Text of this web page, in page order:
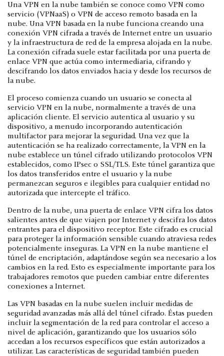
Una VPN en la nube también se conoce como VPN como
servicio (VPNaaS) o VPN de acceso remoto basada en la
nube. Una VPN basada en la nube funciona creando una
conexión VPN cifrada a través de Internet entre un usuario
y la infraestructura de red de la empresa alojada en la nube.
La conexión cifrada suele estar facilitada por una puerta de
enlace VPN que actúa como intermediaria, cifrando y
descifrando los datos enviados hacia y desde los recursos de
la nube.
El proceso comienza cuando un usuario se conecta al
servicio VPN en la nube, normalmente a través de una
aplicación cliente. El servicio autentica al usuario y su
dispositivo, a menudo incorporando autenticación
multifactor para mejorar la seguridad. Una vez que la
autenticación se ha realizado correctamente, la VPN en la
nube establece un túnel cifrado utilizando protocolos VPN
establecidos, como IPsec o SSL/TLS. Este túnel garantiza que
los datos transferidos entre el usuario y la nube
permanezcan seguros e ilegibles para cualquier entidad no
autorizada que intercepte el tráfico.
Dentro de la nube, una puerta de enlace VPN cifra los datos
salientes antes de que viajen por Internet y descifra los datos
entrantes para el dispositivo receptor. Este cifrado es crucial
para proteger la información sensible cuando atraviesa redes
potencialmente inseguras. La VPN en la nube mantiene el
túnel de encriptación, adaptándose según sea necesario a los
cambios en la red. Esto es especialmente importante para los
trabajadores remotos que pueden cambiar entre diferentes
conexiones a Internet.
Las VPN basadas en la nube suelen incluir medidas de
seguridad avanzadas más allá del túnel cifrado. Éstas pueden
incluir la segmentación de la red para controlar el acceso a
nivel de aplicación, garantizando que los usuarios sólo
accedan a los recursos específicos que están autorizados a
utilizar. Las características de seguridad también pueden